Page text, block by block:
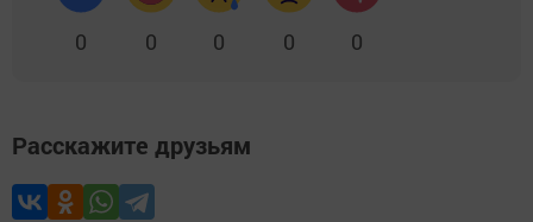
0 0 0 0 0
Расскажите друзьям